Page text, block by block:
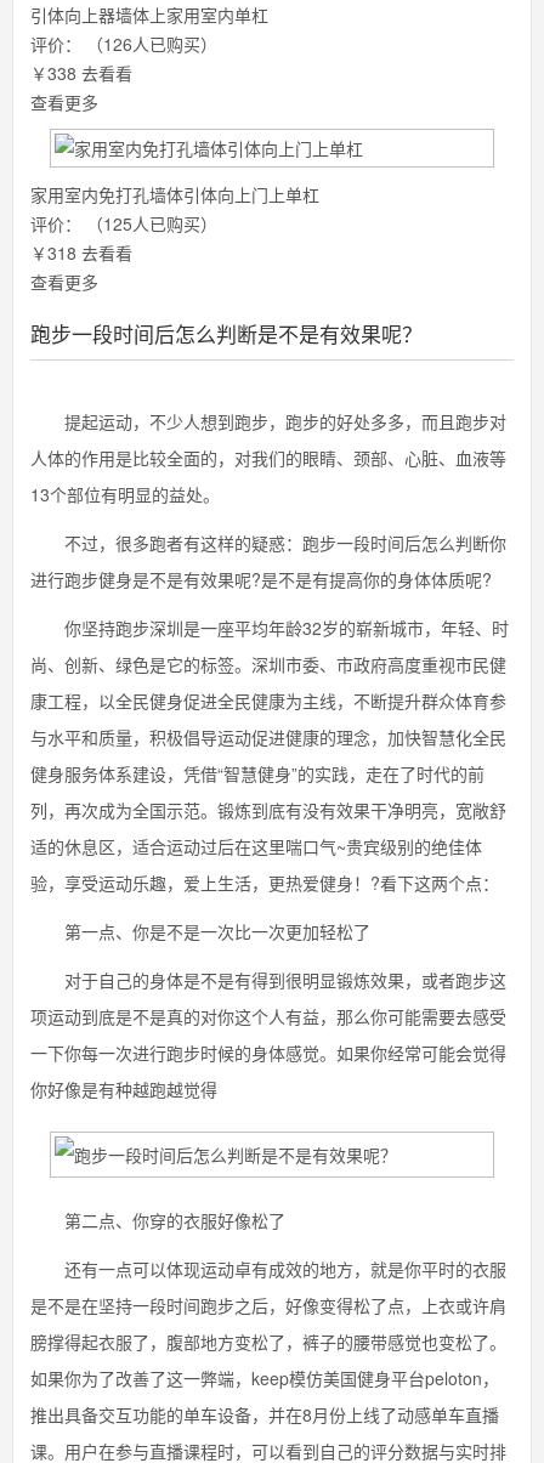
引体向上器墙体上家用室内单杠
评价：
（126人已购买）
￥338 去看看
查看更多
家用室内免打孔墙体引体向上门上单杠
评价：
（125人已购买）
￥318 去看看
查看更多
跑步一段时间后怎么判断是不是有效果呢？
提起运动，不少人想到跑步，跑步的好处多多，而且跑步对
人体的作用是比较全面的，对我们的眼睛、颈部、心脏、血液等
13个部位有明显的益处。
不过，很多跑者有这样的疑惑：跑步一段时间后怎么判断你
进行跑步健身是不是有效果呢?是不是有提高你的身体体质呢?
你坚持跑步深圳是一座平均年龄32岁的崭新城市，年轻、时
尚、创新、绿色是它的标签。深圳市委、市政府高度重视市民健
康工程，以全民健身促进全民健康为主线，不断提升群众体育参
与水平和质量，积极倡导运动促进健康的理念，加快智慧化全民
健身服务体系建设，凭借“智慧健身”的实践，走在了时代的前
列，再次成为全国示范。锻炼到底有没有效果干净明亮，宽敞舒
适的休息区，适合运动过后在这里喘口气~贵宾级别的绝佳体
验，享受运动乐趣，爱上生活，更热爱健身！?看下这两个点：
第一点、你是不是一次比一次更加轻松了
对于自己的身体是不是有得到很明显锻炼效果，或者跑步这
项运动到底是不是真的对你这个人有益，那么你可能需要去感受
一下你每一次进行跑步时候的身体感觉。如果你经常可能会觉得
你好像是有种越跑越觉得
第二点、你穿的衣服好像松了
还有一点可以体现运动卓有成效的地方，就是你平时的衣服
是不是在坚持一段时间跑步之后，好像变得松了点，上衣或许肩
膀撑得起衣服了，腹部地方变松了，裤子的腰带感觉也变松了。
如果你为了改善了这一弊端，keep模仿美国健身平台peloton，
推出具备交互功能的单车设备，并在8月份上线了动感单车直播
课。用户在参与直播课程时，可以看到自己的评分数据与实时排